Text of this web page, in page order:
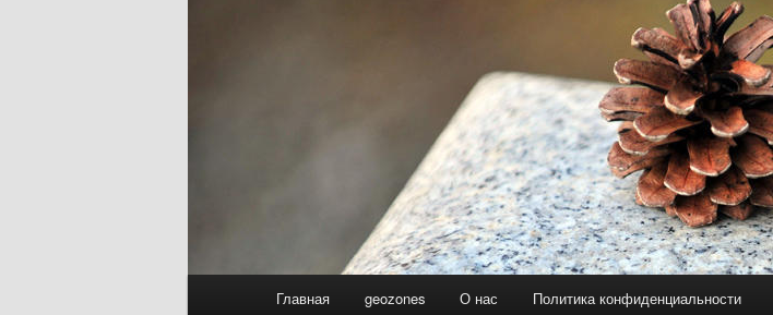
Skip
Главная geozones О нас Политика конфиденциальности